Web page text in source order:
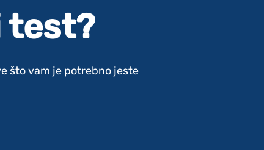
test?
što vam je potrebno jeste